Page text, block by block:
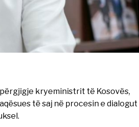
kryeministrit të Kosovës,
të saj në procesin e dialogut